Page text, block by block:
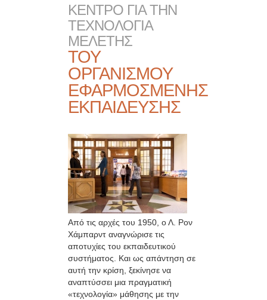
ΚΕΝΤΡΟ ΓΙΑ ΤΗΝ
ΤΕΧΝΟΛΟΓΙΑ
ΜΕΛΕΤΗΣ
ΤΟΥ
ΟΡΓΑΝΙΣΜΟΥ
ΕΦΑΡΜΟΣΜΕΝΗΣ
ΕΚΠΑΙΔΕΥΣΗΣ
Από τις αρχές του 1950, ο Λ. Ρον
Χάμπαρντ αναγνώρισε τις
αποτυχίες του εκπαιδευτικού
συστήματος. Και ως απάντηση σε
αυτή την κρίση, ξεκίνησε να
αναπτύσσει μια πραγματική
«τεχνολογία» μάθησης με την